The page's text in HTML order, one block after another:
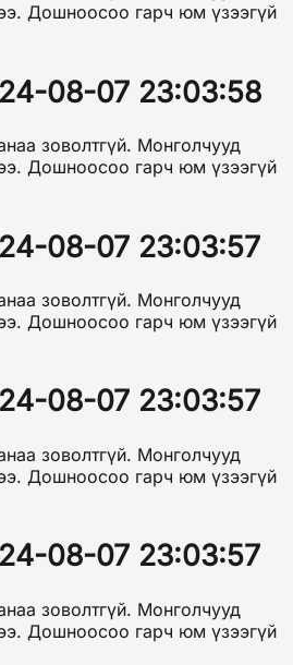
Дошноосоо гарч юм үзээгүй
08-07 23:03:58
зоволтгүй. Монголчууд
Дошноосоо гарч юм үзээгүй
08-07 23:03:57
зоволтгүй. Монголчууд
Дошноосоо гарч юм үзээгүй
08-07 23:03:57
зоволтгүй. Монголчууд
Дошноосоо гарч юм үзээгүй
08-07 23:03:57
зоволтгүй. Монголчууд
Дошноосоо гарч юм үзээгүй